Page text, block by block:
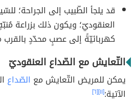
قد يلجأ الطّبيب إلى الجراحة؛
العنقوديّ؛ ويكون ذلك بزراعة
كهربائيّةً إلى عصبٍ محدّدٍ بالقرب
التّعايش مع الصّداع العنقوديّ
يمكن للمريض التّعايش مع الصّداع
الآتية:[١١] [٦]